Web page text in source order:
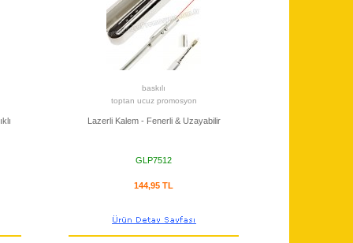
baskılı
toptan ucuz promosyon
Lazerli Kalem - Fenerli & Uzayabilir
GLP7512
144,95 TL